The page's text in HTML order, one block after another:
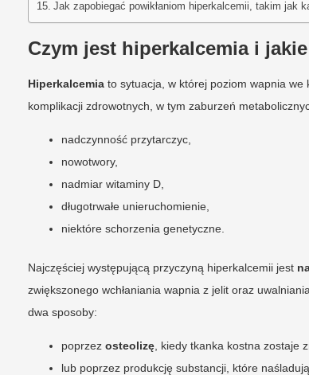
Jak zapobiegać powikłaniom hiperkalcemii, takim jak
Czym jest hiperkalcemia i
Hiperkalcemia to sytuacja, w której poziom wapnia we
komplikacji zdrowotnych, w tym zaburzeń
nadczynność przytarczyc,
nowotwory,
nadmiar witaminy D,
długotrwałe unieruchomienie,
niektóre schorzenia genetyczne.
Najczęściej występującą przyczyną hiperkalcemii jest
zwiększonego wchłaniania wapnia z jelit oraz
dwa sposoby:
poprzez osteolizę , kiedy tkanka kostna zostaje
lub poprzez produkcję substancji, które